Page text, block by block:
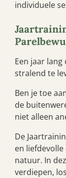
individuele
Een jaar
stralend te
Ben je toe
de
niet alleen
De
en
natuur. In
verdiepen,